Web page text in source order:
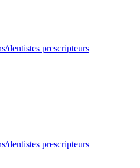
dentistes prescripteurs
dentistes prescripteurs